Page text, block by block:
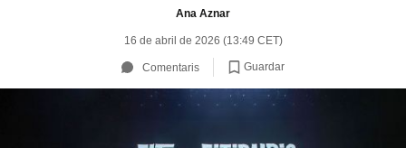
Ana Aznar
16 de abril de 2026 (13:49 CET)
Comentaris Guardar